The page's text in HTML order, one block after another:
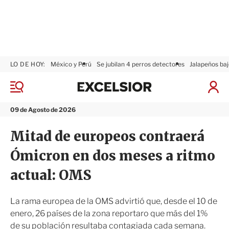
M
n
09 de Agosto de 2026
LO DE HOY: México y Perú Se jubilan 4 perros detectores Jalapeños
I
S
ó
n
x
i
r
Mitad de europeos contraerá
Ómicron en dos meses a ritmo
actual: OMS
La rama europea de la OMS advirtió que, desde el 10 de
enero, 26 países de la zona reportaro que más del 1%
de su población resultaba contagiada cada semana.